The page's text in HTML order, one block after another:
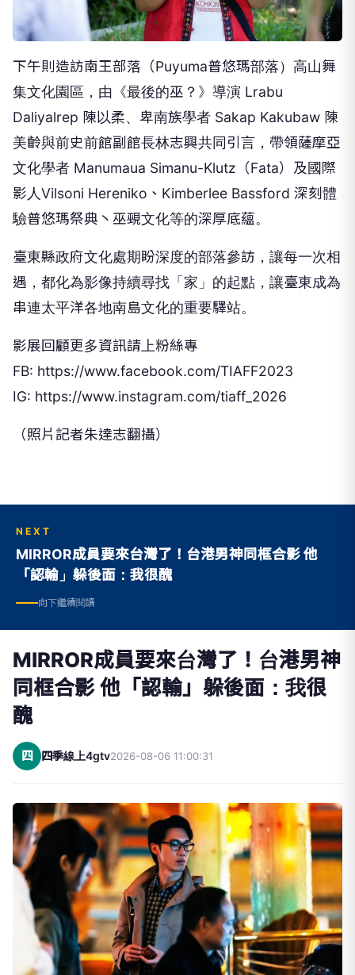
下午則造訪南王部落（Puyuma普悠瑪部落）高山舞
集文化園區，由《最後的巫？》導演 Lrabu
Daliyalrep 陳以柔、卑南族學者 Sakap Kakubaw 陳
美齡與前史前館副館長林志興共同引言，帶領薩摩亞
文化學者 Manumaua Simanu-Klutz（Fata）及國際
影人Vilsoni Hereniko、Kimberlee Bassford 深刻體
驗普悠瑪祭典丶巫覡文化等的深厚底蘊。
臺東縣政府文化處期盼深度的部落參訪，讓每一次相
遇，都化為影像持續尋找「家」的起點，讓臺東成為
串連太平洋各地南島文化的重要驛站。
影展回顧更多資訊請上粉絲專
FB: https://www.facebook.com/TIAFF2023
IG: https://www.instagram.com/tiaff_2026
（照片記者朱達志翻攝）
NEXT
MIRROR成員要來台灣了！台港男神同框合影 他
「認輸」躲後面：我很醜
向下繼續閱讀
MIRROR成員要來台灣了！台港男神
同框合影 他「認輸」躲後面：我很
醜
四 四季線上4gtv2026-08-06 11:00:31